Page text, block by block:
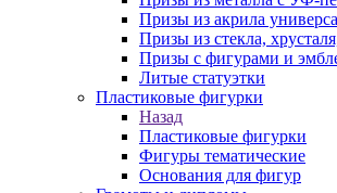
Призы из акрила
Призы из стекла,
Призы с фигурами и
Литые статуэтки
Пластиковые фигурки
Назад
Пластиковые фигурки
Фигуры тематические
Основания для фигур